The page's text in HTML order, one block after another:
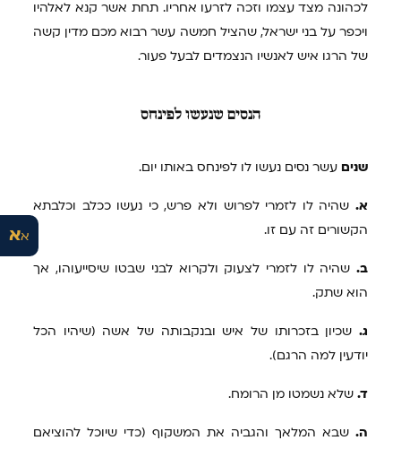
אא
לכהונה מצד עצמו וזכה לזרעו אחריו. תחת אשר קנא לאלהיו
ויכפר על בני ישראל, שהציל חמשה עשר רבוא מכם מדין קשה
של הרגו איש לאנשיו הנצמדים לבעל פעור.
הנסים שנעשו לפינחס
שנים עשר נסים נעשו לו לפינחס באותו יום.
א. שהיה לו לזמרי לפרוש ולא פרש, כי נעשו ככלב וכלבתא
הקשורים זה עם זו.
ב. שהיה לו לזמרי לצעוק ולקרוא לבני שבטו שיסייעוהו, אך
הוא שתק.
ג. שכיון בזכרותו של איש ובנקבותה של אשה (שיהיו הכל
יודעין למה הרגם).
ד. שלא נשמטו מן הרומח.
ה. שבא המלאך והגביה את המשקוף (כדי שיוכל להוציאם